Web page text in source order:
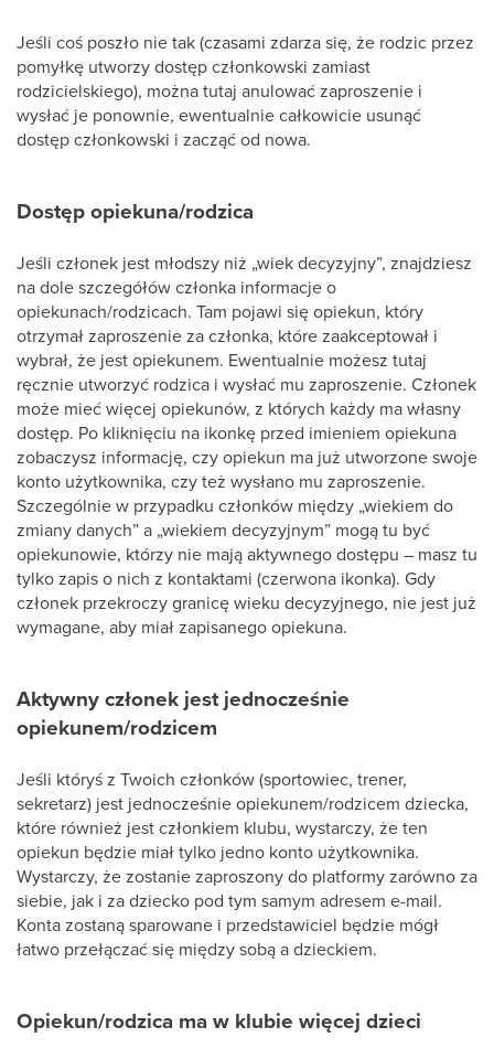
Jeśli coś poszło nie tak (czasami zdarza się, że rodzic przez
pomyłkę utworzy dostęp członkowski zamiast
rodzicielskiego), można tutaj anulować zaproszenie i
wysłać je ponownie, ewentualnie całkowicie usunąć
dostęp członkowski i zacząć od nowa.
Dostęp opiekuna/rodzica
Jeśli członek jest młodszy niż „wiek decyzyjny”, znajdziesz
na dole szczegółów członka informacje o
opiekunach/rodzicach. Tam pojawi się opiekun, który
otrzymał zaproszenie za członka, które zaakceptował i
wybrał, że jest opiekunem. Ewentualnie możesz tutaj
ręcznie utworzyć rodzica i wysłać mu zaproszenie. Członek
może mieć więcej opiekunów, z których każdy ma własny
dostęp. Po kliknięciu na ikonkę przed imieniem opiekuna
zobaczysz informację, czy opiekun ma już utworzone swoje
konto użytkownika, czy też wysłano mu zaproszenie.
Szczególnie w przypadku członków między „wiekiem do
zmiany danych” a „wiekiem decyzyjnym” mogą tu być
opiekunowie, którzy nie mają aktywnego dostępu – masz tu
tylko zapis o nich z kontaktami (czerwona ikonka). Gdy
członek przekroczy granicę wieku decyzyjnego, nie jest już
wymagane, aby miał zapisanego opiekuna.
Aktywny członek jest jednocześnie
opiekunem/rodzicem
Jeśli któryś z Twoich członków (sportowiec, trener,
sekretarz) jest jednocześnie opiekunem/rodzicem dziecka,
które również jest członkiem klubu, wystarczy, że ten
opiekun będzie miał tylko jedno konto użytkownika.
Wystarczy, że zostanie zaproszony do platformy zarówno za
siebie, jak i za dziecko pod tym samym adresem e-mail.
Konta zostaną sparowane i przedstawiciel będzie mógł
łatwo przełączać się między sobą a dzieckiem.
Opiekun/rodzica ma w klubie więcej dzieci